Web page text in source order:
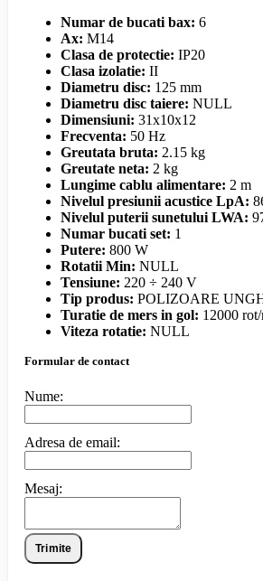
Numar de bucati bax: 6
Ax: M14
Clasa de protectie: IP20
Clasa izolatie: II
Diametru disc: 125 mm
Diametru disc taiere: NULL
Dimensiuni: 31x10x12
Frecventa: 50 Hz
Greutata bruta: 2.15 kg
Greutate neta: 2 kg
Lungime cablu alimentare: 2 m
Nivelul presiunii acustice LpA:
Nivelul puterii sunetului LWA:
Numar bucati set: 1
Putere: 800 W
Rotatii Min: NULL
Tensiune: 220 ÷ 240 V
Tip produs: POLIZOARE
Turatie de mers in gol: 12000
Viteza rotatie: NULL
Formular de contact
Nume:
Adresa de email:
Mesaj:
Trimite